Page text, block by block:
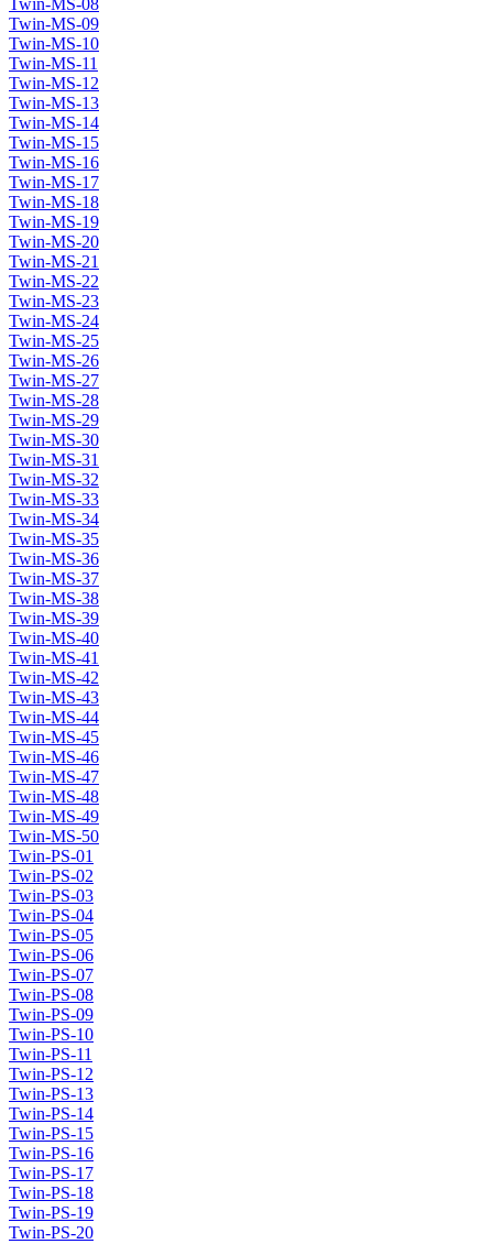
Twin-MS-09
Twin-MS-10
Twin-MS-11
Twin-MS-12
Twin-MS-13
Twin-MS-14
Twin-MS-15
Twin-MS-16
Twin-MS-17
Twin-MS-18
Twin-MS-19
Twin-MS-20
Twin-MS-21
Twin-MS-22
Twin-MS-23
Twin-MS-24
Twin-MS-25
Twin-MS-26
Twin-MS-27
Twin-MS-28
Twin-MS-29
Twin-MS-30
Twin-MS-31
Twin-MS-32
Twin-MS-33
Twin-MS-34
Twin-MS-35
Twin-MS-36
Twin-MS-37
Twin-MS-38
Twin-MS-39
Twin-MS-40
Twin-MS-41
Twin-MS-42
Twin-MS-43
Twin-MS-44
Twin-MS-45
Twin-MS-46
Twin-MS-47
Twin-MS-48
Twin-MS-49
Twin-MS-50
Twin-PS-01
Twin-PS-02
Twin-PS-03
Twin-PS-04
Twin-PS-05
Twin-PS-06
Twin-PS-07
Twin-PS-08
Twin-PS-09
Twin-PS-10
Twin-PS-11
Twin-PS-12
Twin-PS-13
Twin-PS-14
Twin-PS-15
Twin-PS-16
Twin-PS-17
Twin-PS-18
Twin-PS-19
Twin-PS-20